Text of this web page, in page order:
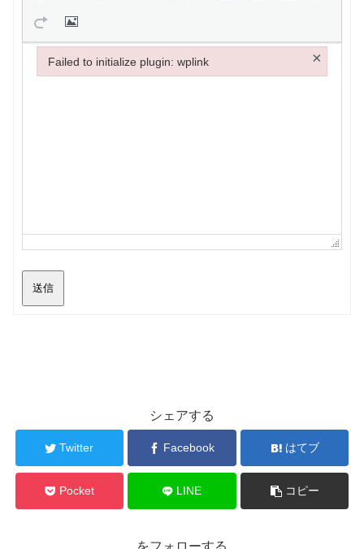
送信
シェアする
Twitter Facebook はてブ
Pocket LINE コピー
Failed to initialize plugin: wplink ×
Failed to initialize plugin: wplink